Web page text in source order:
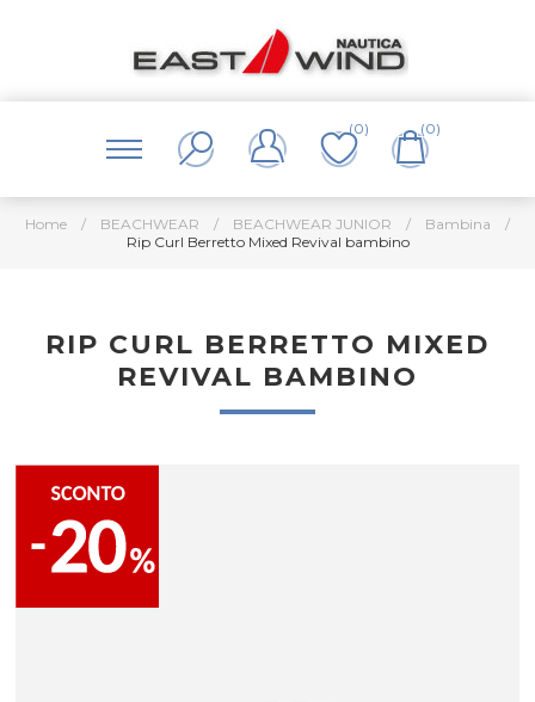
(0) (0)
Home / BEACHWEAR / BEACHWEAR JUNIOR / Bambina
/
Rip Curl Berretto Mixed Revival bambino
RIP CURL BERRETTO MIXED
REVIVAL BAMBINO